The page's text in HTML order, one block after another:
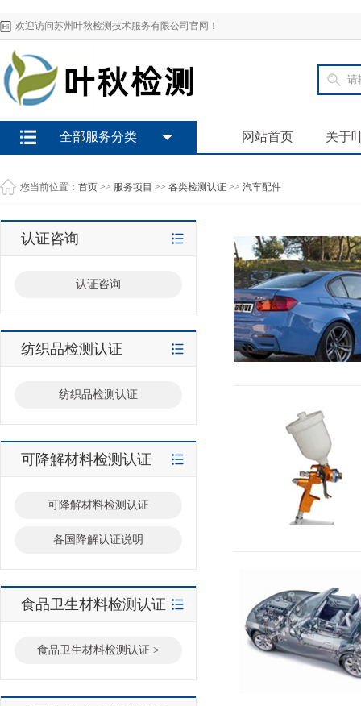
欢迎访问苏州叶秋检测技术服务有限公司官网！
网站首页 关于
全部服务分类
您当前位置： 首页 >> 服务项目 >> 各类检测认证 >> 汽车配件
认证咨询
认证咨询
纺织品检测认证
纺织品检测认证
可降解材料检测认证
可降解材料检测认证
各国降解认证说明
食品卫生材料检测认证
食品卫生材料检测认证 >